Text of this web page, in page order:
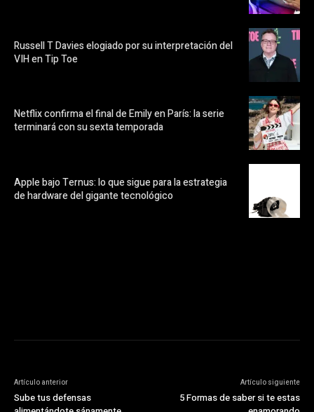
Russell T Davies elogiado por su interpretación del
VIH en Tip Toe
Netflix confirma el final de Emily en París: la serie
terminará con su sexta temporada
Apple bajo Ternus: lo que sigue para la estrategia
de hardware del gigante tecnológico
Artículo anterior
Sube tus defensas
Artículo siguiente
5 Formas de saber si te estas